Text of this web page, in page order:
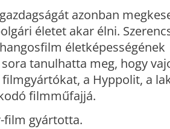
azonban
életet akar élni.
életképességének
tanulhatta meg, hogy
a Hyppolit, a
filmműfajjá.
film gyártotta.